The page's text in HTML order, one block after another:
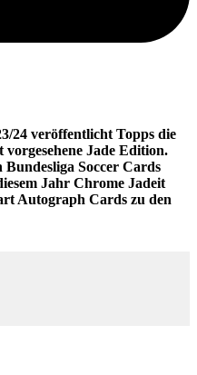
24 veröffentlicht Topps die
Jade Edition.
Soccer Cards
Jahr Chrome Jadeit
Autograph Cards zu den